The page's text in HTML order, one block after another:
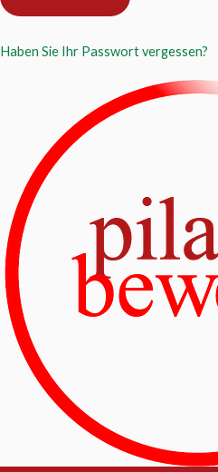
Haben Sie Ihr Passwort vergessen?